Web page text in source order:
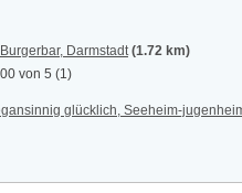
Darmstadt (1.72 km)
von 5 (1)
glücklich, Seeheim-